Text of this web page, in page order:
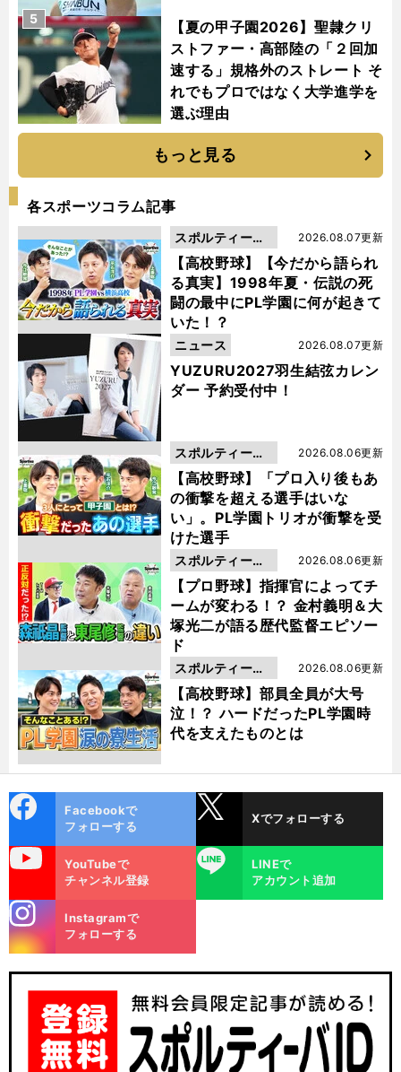
【夏の甲子園2026】聖隷クリ
ストファー・高部陸の「２回加
速する」規格外のストレート そ
れでもプロではなく大学進学を
選ぶ理由
5
もっと見る
各スポーツコラム記事
【高校野球】【今だから語られ
る真実】1998年夏・伝説の死
闘の最中にPL学園に何が起きて
いた！？
2026.08.07更新
スポルティーバ
動画
YUZURU2027羽生結弦カレン
ダー 予約受付中！
2026.08.07更新
ニュース
【高校野球】「プロ入り後もあ
の衝撃を超える選手はいな
い」。PL学園トリオが衝撃を受
けた選手
2026.08.06更新
スポルティーバ
動画
【プロ野球】指揮官によってチ
ームが変わる！？ 金村義明＆大
塚光二が語る歴代監督エピソー
ド
2026.08.06更新
スポルティーバ
動画
【高校野球】部員全員が大号
泣！？ ハードだったPL学園時
代を支えたものとは
2026.08.06更新
スポルティーバ
動画
ok
Facebookで
フォローする
Xでフォローする
YouTubeで
チャンネル登録
LINE
LINEで
アカウント追加
m
Instagramで
フォローする